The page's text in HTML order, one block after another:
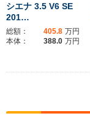
シエナ 3.5 V6 SE
201…
総額： 405.8 万円
本体：
388.0 万円